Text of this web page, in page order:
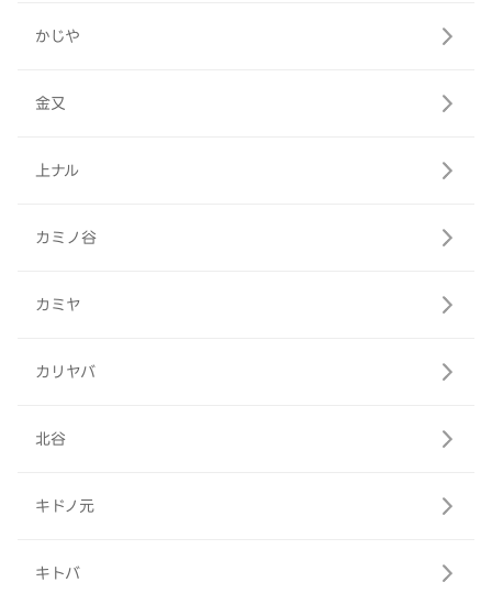
かじや
金又
上ナル
カミノ谷
カミヤ
カリヤバ
北谷
キドノ元
キトバ